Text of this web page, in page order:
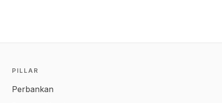
PILLAR
Perbankan